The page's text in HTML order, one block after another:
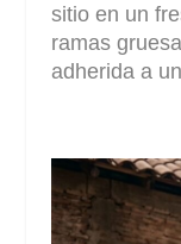
sitio en un
ramas
adherida a